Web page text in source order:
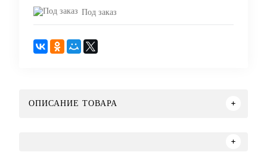
Под заказ
ОПИСАНИЕ ТОВАРА